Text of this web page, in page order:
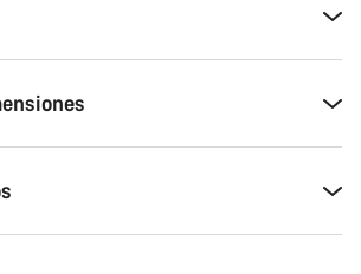
estarán encantados de responder a tus